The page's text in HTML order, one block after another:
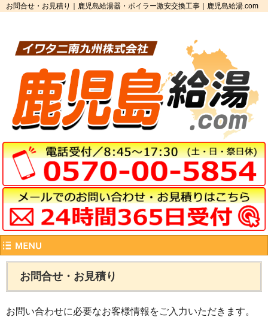
お問合せ・お見積り｜鹿児島給湯器・ボイラー激安交換工事｜鹿児島給湯.com
お問合せ・お見積り
お問い合わせに必要なお客様情報をご入力いただきます。